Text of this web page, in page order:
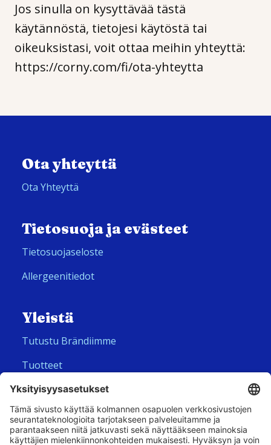
Jos sinulla on kysyttävää tästä
käytännöstä, tietojesi käytöstä tai
oikeuksistasi, voit ottaa meihin yhteyttä:
https://corny.com/fi/ota-yhteytta
Ota yhteyttä
Ota Yhteyttä
Tietosuoja ja evästeet
Tietosuojaseloste
Allergeenitiedot
Yleistä
Tutustu Brändiimme
Tuotteet
Meistä
Seuraa meitä